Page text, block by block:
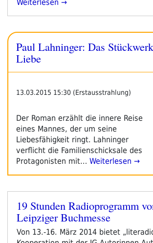
Buchmesse
2021
–
Weiterlesen
Paul Lahninger: Das
Liebe
13.03.2015 15:30 (Erstausstrahlung)
Der Roman erzählt die innere Reise
eines Mannes, der um seine
Liebesfähigkeit ringt. Lahninger
verflicht die Familienschicksale des
Protagonisten mit… Weiterlesen →
Veröffentlicht
am
19 Stunden Radioprogramm
Leipziger Buchmesse
Von 13.-16. März 2014 bietet